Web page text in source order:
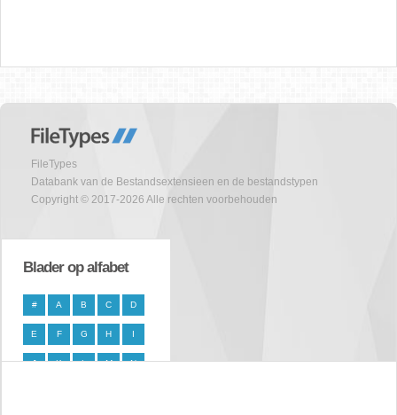
FileTypes
Databank van de Bestandsextensieen en de bestandstypen
Copyright © 2017-2026 Alle rechten voorbehouden
Blader op alfabet
# A B C D
E F G H I
J K L M N